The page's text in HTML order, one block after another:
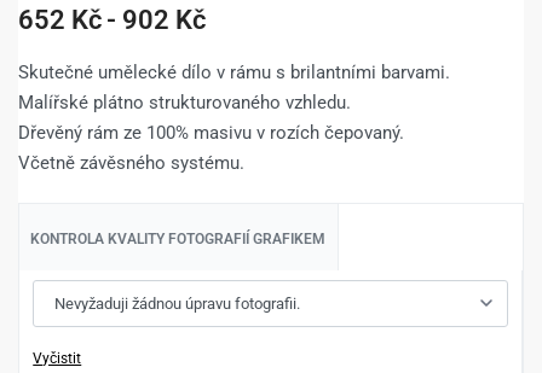
652 Kč 902 Kč
Skutečné umělecké dílo v rámu s brilantními barvami.
Malířské plátno strukturovaného vzhledu.
Dřevěný rám ze 100% masivu v rozích čepovaný.
Včetně závěsného systému.
KONTROLA KVALITY FOTOGRAFIÍ GRAFIKEM
Vyčistit